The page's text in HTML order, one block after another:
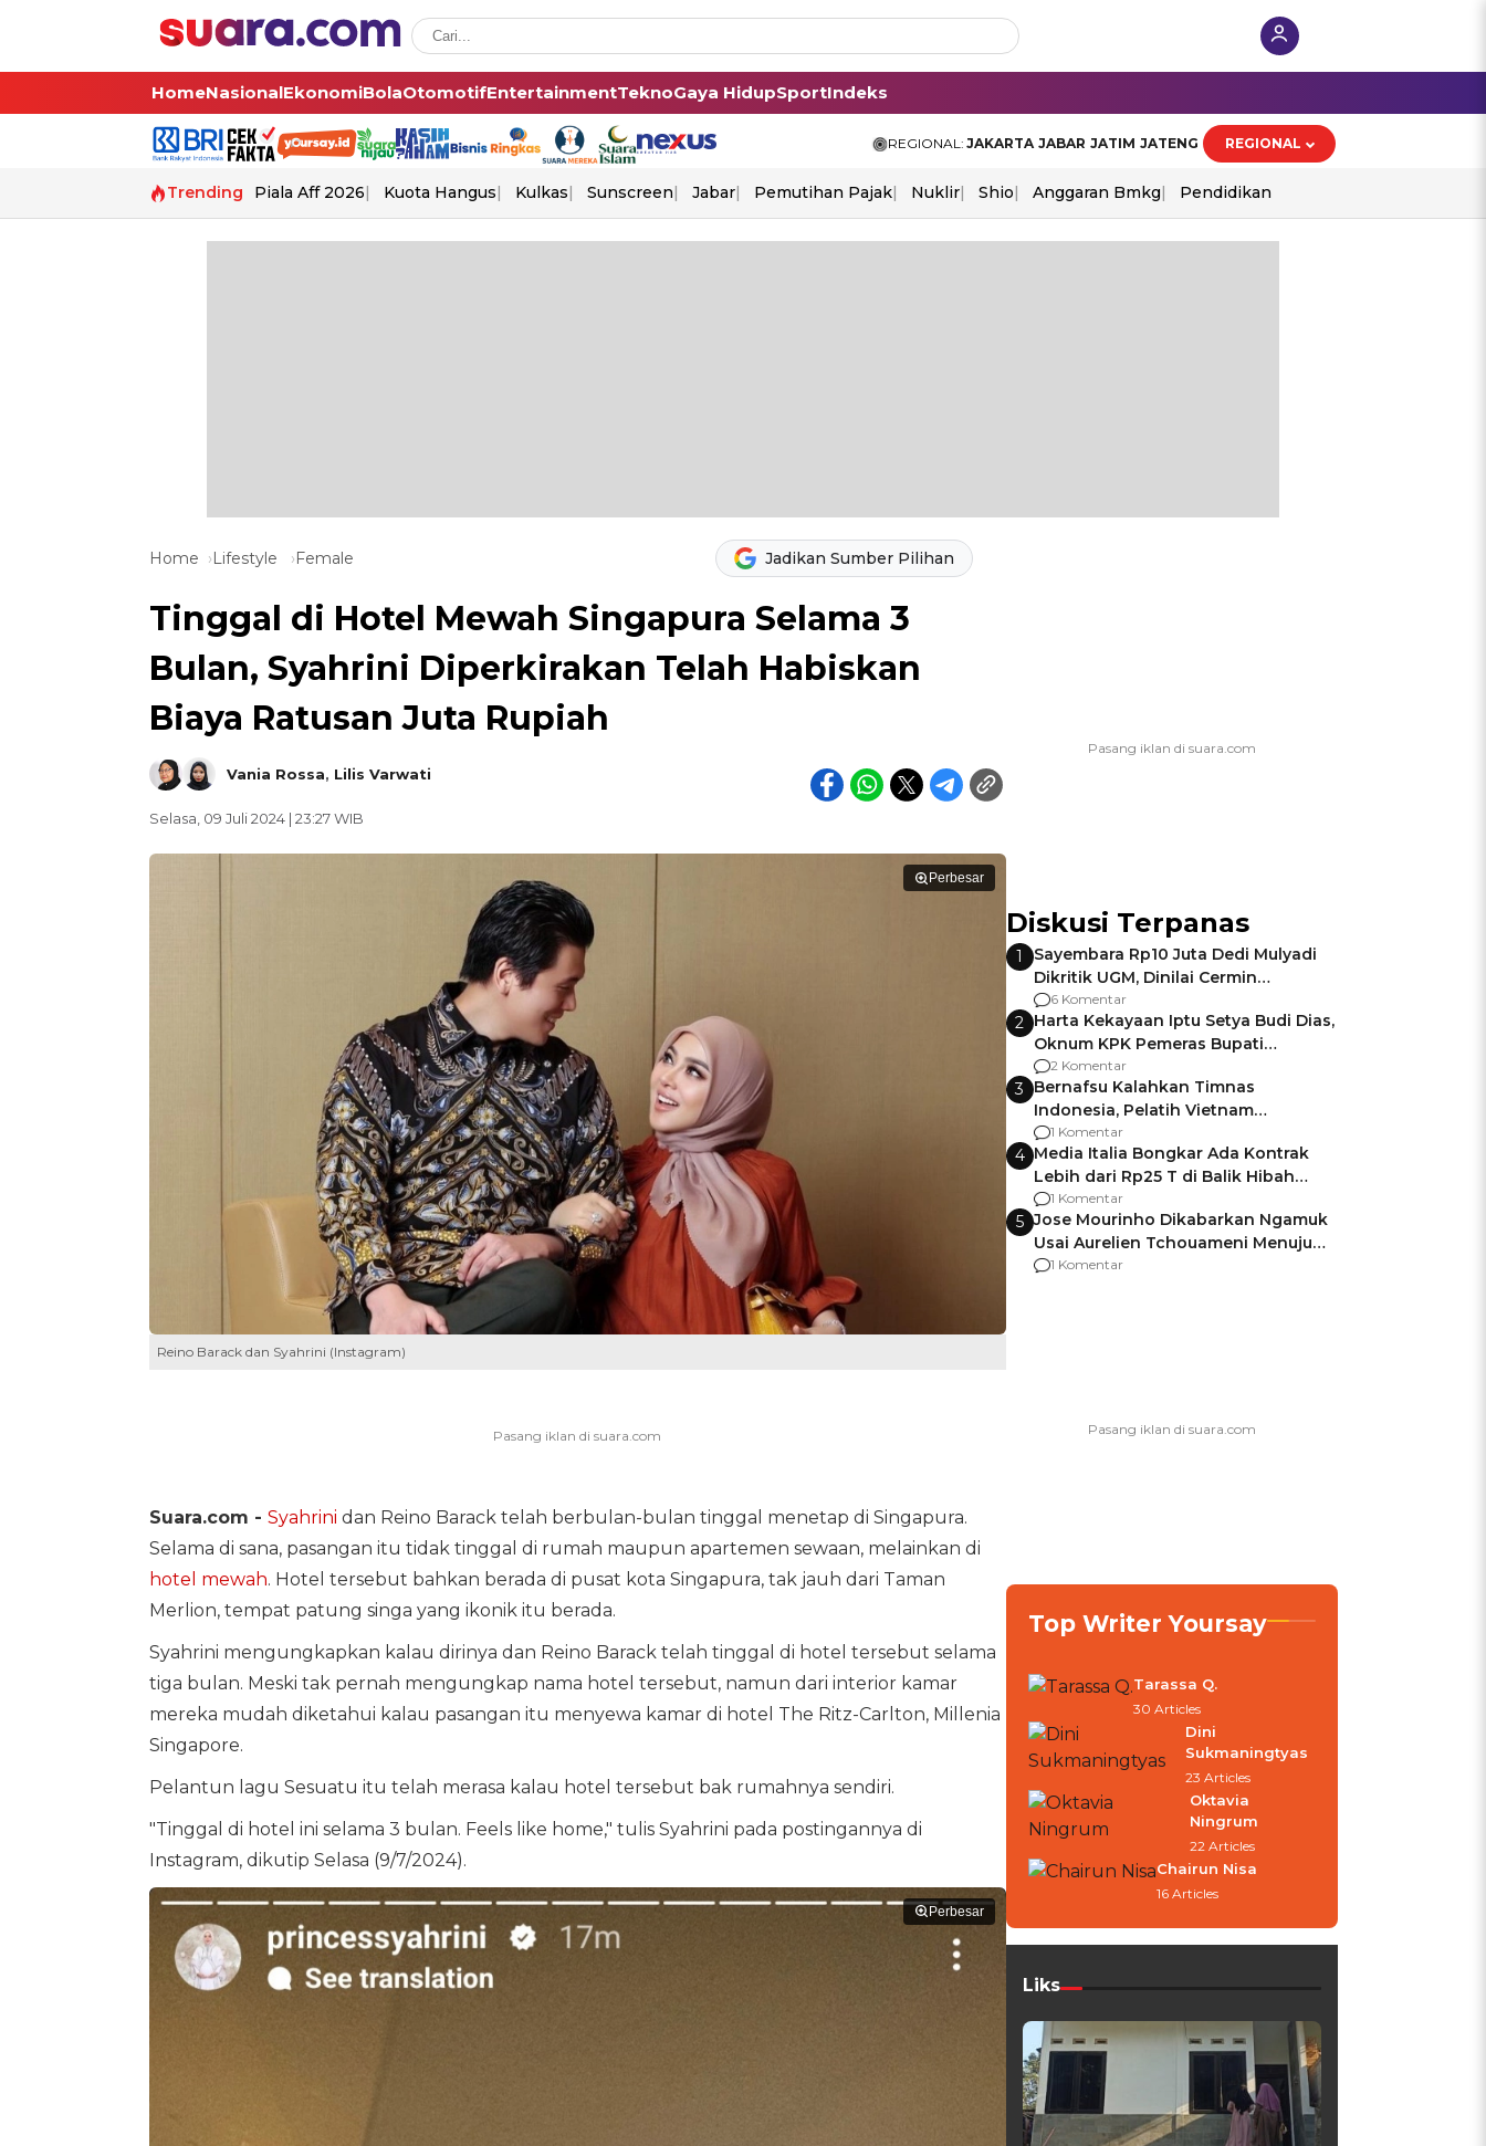
HomeNasionalEkonomiBolaOtomotifEntertainmentTeknoGaya HidupSportIndeks
REGIONAL: JAKARTA JABAR JATIM JATENG REGIONAL
Trending Piala Aff 2026 Kuota Hangus Kulkas Sunscreen Jabar Pemutihan Pajak Nuklir Shio Anggaran Bmkg Pendidikan
Home Lifestyle Female Jadikan Sumber Pilihan
Tinggal di Hotel Mewah Singapura Selama 3
Bulan, Syahrini Diperkirakan Telah Habiskan
Biaya Ratusan Juta Rupiah
Vania Rossa, Lilis Varwati
Selasa, 09 Juli 2024 | 23:27 WIB
Perbesar
Reino Barack dan Syahrini (Instagram)
Suara.com - Syahrini dan Reino Barack telah berbulan-bulan tinggal menetap di Singapura.
Selama di sana, pasangan itu tidak tinggal di rumah maupun apartemen sewaan, melainkan di
hotel mewah. Hotel tersebut bahkan berada di pusat kota Singapura, tak jauh dari Taman
Merlion, tempat patung singa yang ikonik itu berada.
Syahrini mengungkapkan kalau dirinya dan Reino Barack telah tinggal di hotel tersebut selama
tiga bulan. Meski tak pernah mengungkap nama hotel tersebut, namun dari interior kamar
mereka mudah diketahui kalau pasangan itu menyewa kamar di hotel The Ritz-Carlton, Millenia
Singapore.
Pelantun lagu Sesuatu itu telah merasa kalau hotel tersebut bak rumahnya sendiri.
"Tinggal di hotel ini selama 3 bulan. Feels like home," tulis Syahrini pada postingannya di
Instagram, dikutip Selasa (9/7/2024).
Perbesar
Diskusi Terpanas
1
Sayembara Rp10 Juta Dedi Mulyadi
Dikritik UGM, Dinilai Cermin
Gagalnya Negara Jamin Keamanan
6 Komentar
2 Harta Kekayaan Iptu Setya Budi Dias,
Oknum KPK Pemeras Bupati
Pemalang
2 Komentar
3 Bernafsu Kalahkan Timnas
Indonesia, Pelatih Vietnam
Berencana Pakai Jimat di Pakansari
1 Komentar
4 Media Italia Bongkar Ada Kontrak
Lebih dari Rp25 T di Balik Hibah
Kapal Induk Giuseppe Garibaldi
1 Komentar
5 Jose Mourinho Dikabarkan Ngamuk
Usai Aurelien Tchouameni Menuju
Manchester United
1 Komentar
Top Writer Yoursay
Tarassa Q.
30 Articles
Dini
Sukmaningtyas
23 Articles
Oktavia
Ningrum
22 Articles
Chairun Nisa
16 Articles
Liks